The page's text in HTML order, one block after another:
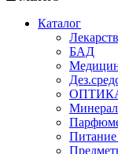
Каталог
БАД
ОПТИКА
Питание